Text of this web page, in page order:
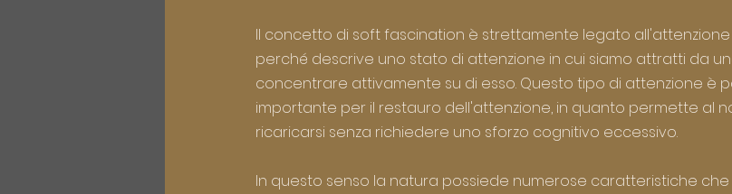
Il concetto di soft fascination è strettamente legato
perché descrive uno stato di attenzione in cui siamo attratti da
concentrare attivamente su di esso. Questo tipo di attenzione è
importante per il restauro dell'attenzione, in quanto permette al
ricaricarsi senza richiedere uno sforzo cognitivo eccessivo.
In questo senso la natura possiede numerose caratteristiche